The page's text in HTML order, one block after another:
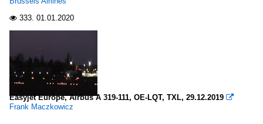
 333. 01.01.2020
Easyjet Europe, Airbus A 319-111, OE-LQT, TXL, 29.12.2019 
Frank Maczkowicz